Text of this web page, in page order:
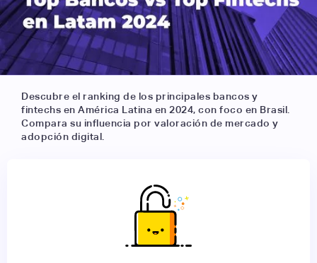
Descubre el ranking de los principales bancos y
fintechs en América Latina en 2024, con foco en Brasil.
Compara su influencia por valoración de mercado y
adopción digital.